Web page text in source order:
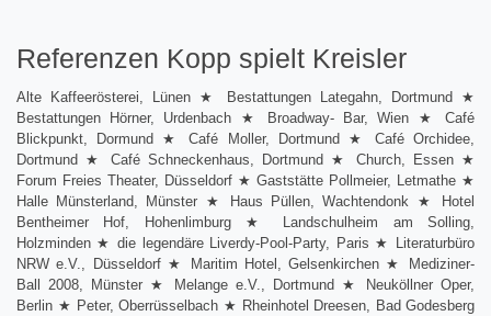
Referenzen Kopp spielt Kreisler
Alte Kaffeerösterei, Lünen ★ Bestattungen Lategahn, Dortmund ★
Bestattungen Hörner, Urdenbach ★ Broadway- Bar, Wien ★ Café
Blickpunkt, Dormund ★ Café Moller, Dortmund ★ Café Orchidee,
Dortmund ★ Café Schneckenhaus, Dortmund ★ Church, Essen ★
Forum Freies Theater, Düsseldorf ★ Gaststätte Pollmeier, Letmathe ★
Halle Münsterland, Münster ★ Haus Püllen, Wachtendonk ★ Hotel
Bentheimer Hof, Hohenlimburg ★ Landschulheim am Solling,
Holzminden ★ die legendäre Liverdy-Pool-Party, Paris ★ Literaturbüro
NRW e.V., Düsseldorf ★ Maritim Hotel, Gelsenkirchen ★ Mediziner-
Ball 2008, Münster ★ Melange e.V., Dortmund ★ Neuköllner Oper,
Berlin ★ Peter, Oberrüsselbach ★ Rheinhotel Dreesen, Bad Godesberg